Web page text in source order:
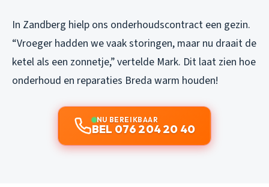
In Zandberg hielp ons onderhoudscontract een gezin.
“Vroeger hadden we vaak storingen, maar nu draait de
ketel als een zonnetje,” vertelde Mark. Dit laat zien hoe
onderhoud en reparaties Breda warm houden!
NU BEREIKBAAR
BEL 076 204 20 40